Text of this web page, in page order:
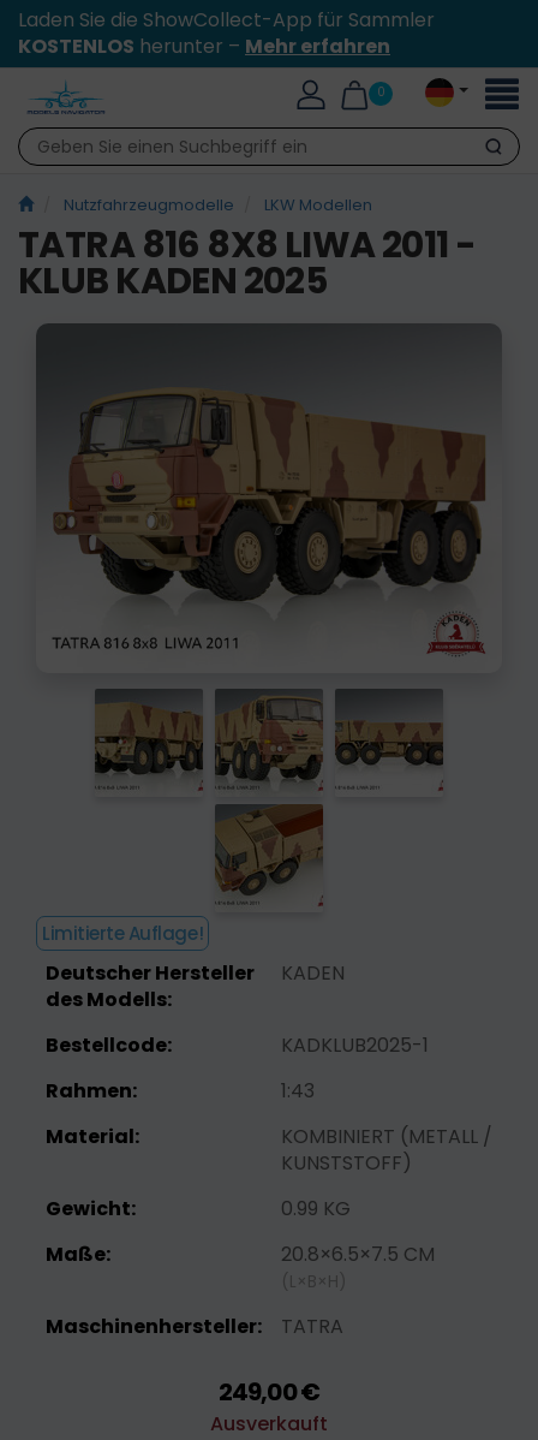
Laden Sie die ShowCollect-App für Sammler
KOSTENLOS herunter – Mehr erfahren
0
Suche
Nutzfahrzeugmodelle LKW Modellen
TATRA 816 8X8 LIWA 2011 -
KLUB KADEN 2025
Limitierte Auflage!
Deutscher Hersteller
des Modells:
KADEN
Bestellcode:
KADKLUB2025-1
Rahmen:
1:43
Material:
KOMBINIERT (METALL /
KUNSTSTOFF)
Gewicht:
0.99 KG
Maße:
20.8×6.5×7.5 CM
(L×B×H)
Maschinenhersteller: TATRA
249,00 €
Ausverkauft